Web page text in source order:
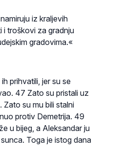
iz kraljevih
i troškovi za gradnju
gradovima.«
prihvatili, jer su se
47 Zato su pristali uz
Zato su mu bili stalni
protiv Demetrija. 49
u bijeg, a Aleksandar ju
Toga je istog dana